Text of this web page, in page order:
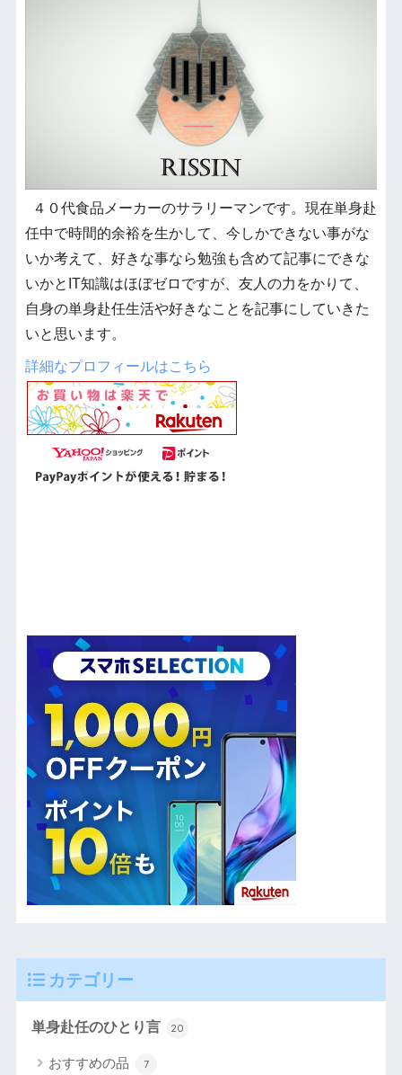
４０代食品メーカーのサラリーマンです。現在単身赴
任中で時間的余裕を生かして、今しかできない事がな
いか考えて、好きな事なら勉強も含めて記事にできな
いかとIT知識はほぼゼロですが、友人の力をかりて、
自身の単身赴任生活や好きなことを記事にしていきた
いと思います。
詳細なプロフィールはこちら
カテゴリー
単身赴任のひとり言 20
おすすめの品 7